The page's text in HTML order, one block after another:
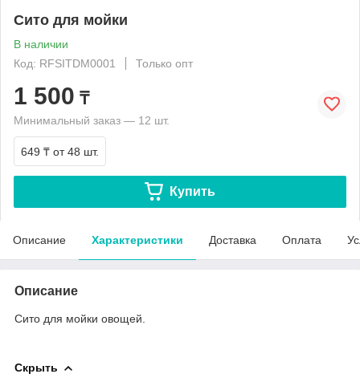
Сито для мойки
В наличии
Код: RFSITDM0001
Только опт
1 500 ₸
Минимальный заказ — 12 шт.
649 ₸ от 48 шт.
Купить
Описание Характеристики Доставка Оплата
Описание
Сито для мойки овощей.
Скрыть